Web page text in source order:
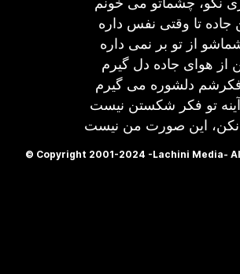
جاده تا وقتی نفس داره
از تو بر نمی داره
از هوای جاده دل گیرم
دلشوره می گیرم
تو فکر شکستن نیست
© Copyright 2001-2024 -Lachini Media-